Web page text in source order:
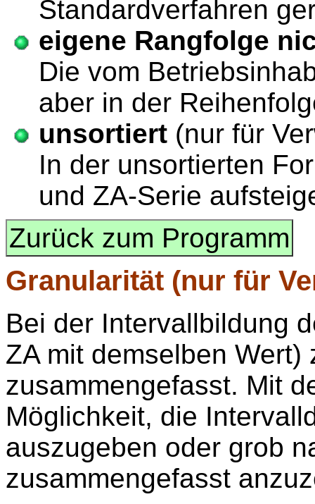
Standardverfahren
eigene Rangfolge
Die vom
aber in der
unsortiert (nur für
In der unsortierten
und ZA-Serie
Zurück zum Programm
Granularität (nur für
Bei der Intervallbildung
ZA mit demselben
zusammengefasst. Mit
Möglichkeit, die
auszugeben oder grob
zusammengefasst